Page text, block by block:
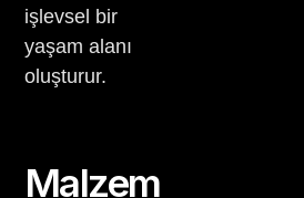
işlevsel bir
yaşam alanı
oluşturur.
Malzem